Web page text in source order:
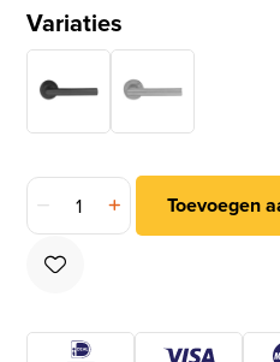
Variaties
Differnz deurklink Amsterdam
Toevoegen